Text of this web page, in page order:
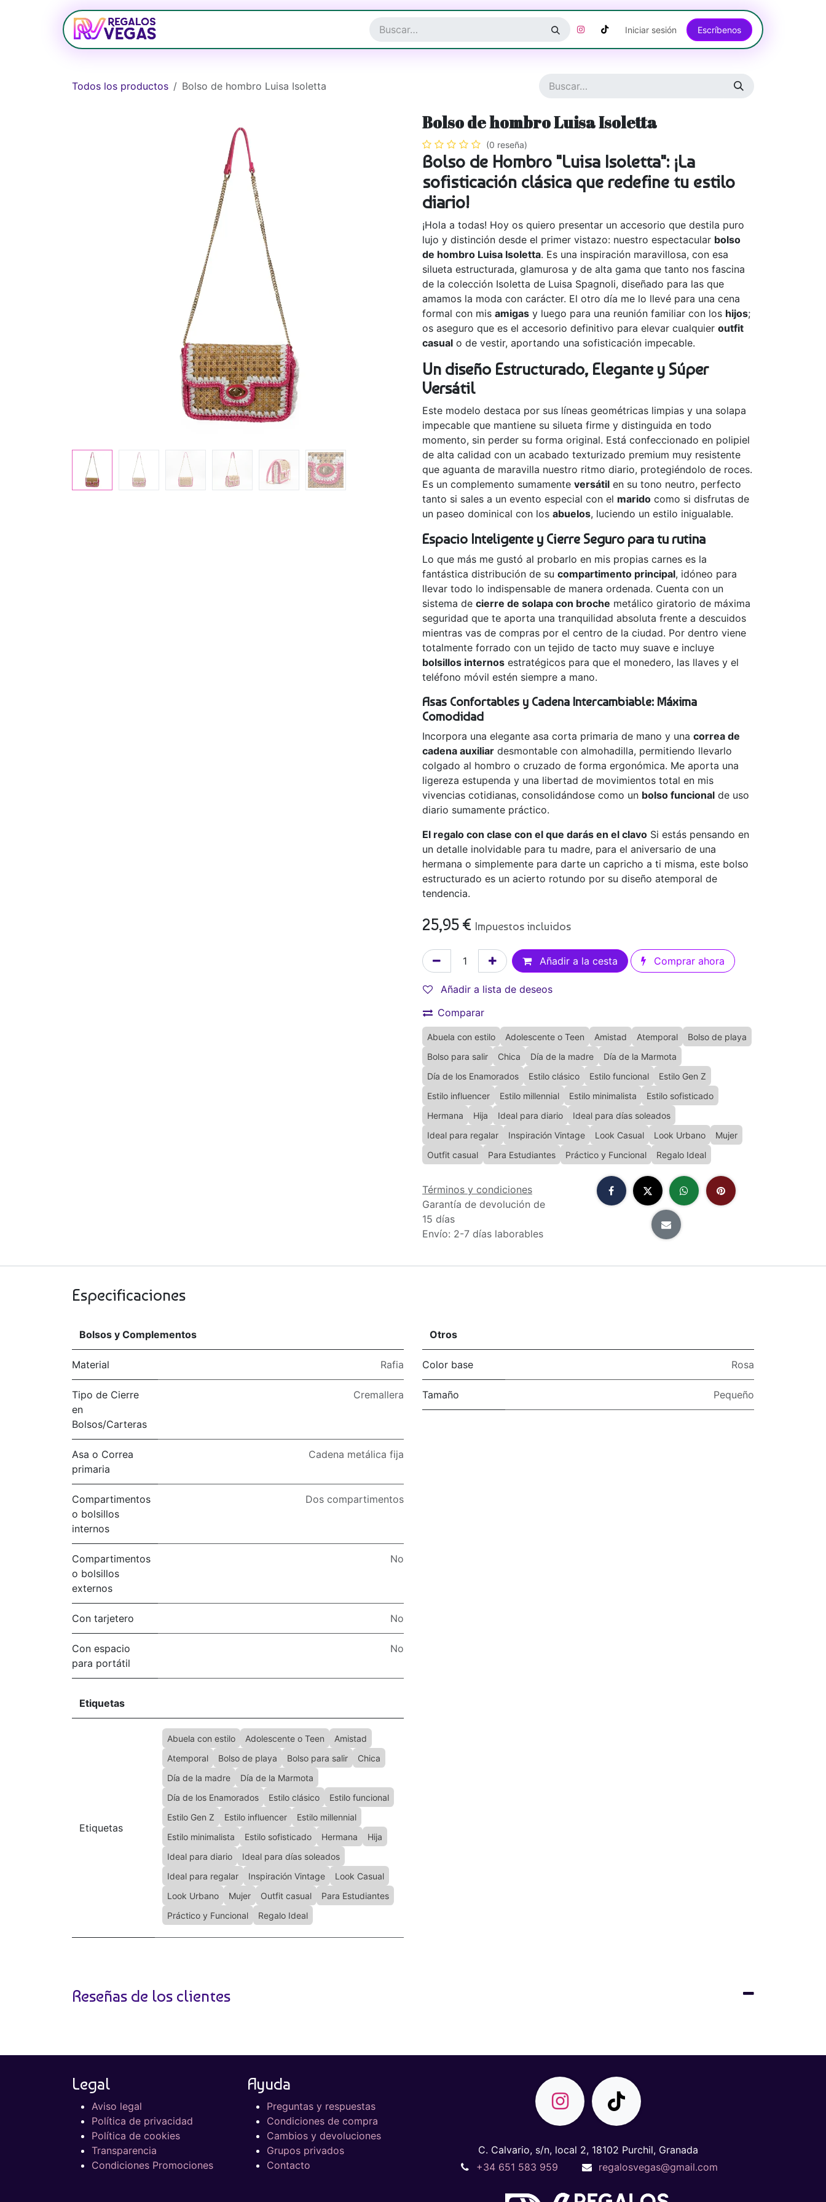
Joyería Iniciar sesión Escríbenos​​​​​​​​​​​​​​​​
Todos los productos Bolso de hombro Luisa Isoletta
Bolso de hombro Luisa Isoletta
(0 reseña)
Bolso de Hombro "Luisa Isoletta": ¡La
sofisticación clásica que redefine tu estilo
diario!
¡Hola a todas! Hoy os quiero presentar un accesorio que destila puro
lujo y distinción desde el primer vistazo: nuestro espectacular bolso
de hombro Luisa Isoletta. Es una inspiración maravillosa, con esa
silueta estructurada, glamurosa y de alta gama que tanto nos fascina
de la colección Isoletta de Luisa Spagnoli, diseñado para las que
amamos la moda con carácter. El otro día me lo llevé para una cena
formal con mis amigas y luego para una reunión familiar con los hijos;
os aseguro que es el accesorio definitivo para elevar cualquier outfit
casual o de vestir, aportando una sofisticación impecable.
Un diseño Estructurado, Elegante y Súper
Versátil
Este modelo destaca por sus líneas geométricas limpias y una solapa
impecable que mantiene su silueta firme y distinguida en todo
momento, sin perder su forma original. Está confeccionado en polipiel
de alta calidad con un acabado texturizado premium muy resistente
que aguanta de maravilla nuestro ritmo diario, protegiéndolo de roces.
Es un complemento sumamente versátil en su tono neutro, perfecto
tanto si sales a un evento especial con el marido como si disfrutas de
un paseo dominical con los abuelos, luciendo un estilo inigualable.
Espacio Inteligente y Cierre Seguro para tu rutina
Lo que más me gustó al probarlo en mis propias carnes es la
fantástica distribución de su compartimento principal, idóneo para
llevar todo lo indispensable de manera ordenada. Cuenta con un
sistema de cierre de solapa con broche metálico giratorio de máxima
seguridad que te aporta una tranquilidad absoluta frente a descuidos
mientras vas de compras por el centro de la ciudad. Por dentro viene
totalmente forrado con un tejido de tacto muy suave e incluye
bolsillos internos estratégicos para que el monedero, las llaves y el
teléfono móvil estén siempre a mano.
Asas Confortables y Cadena Intercambiable: Máxima
Comodidad
Incorpora una elegante asa corta primaria de mano y una correa de
cadena auxiliar desmontable con almohadilla, permitiendo llevarlo
colgado al hombro o cruzado de forma ergonómica. Me aporta una
ligereza estupenda y una libertad de movimientos total en mis
vivencias cotidianas, consolidándose como un bolso funcional de uso
diario sumamente práctico.
El regalo con clase con el que darás en el clavo Si estás pensando en
un detalle inolvidable para tu madre, para el aniversario de una
hermana o simplemente para darte un capricho a ti misma, este bolso
estructurado es un acierto rotundo por su diseño atemporal de
tendencia.
25,95 € Impuestos incluidos
Añadir a la cesta Comprar ahora
Añadir a lista de deseos
Comparar
Abuela con estilo Adolescente o Teen Amistad Atemporal
Bolso de playa
Bolso para salir
Chica Día de la madre
Día de la Marmota
Día de los Enamorados
Estilo clásico Estilo funcional
Estilo Gen Z
Estilo influencer
Estilo millennial Estilo minimalista
Estilo sofisticado
Hermana
Hija Ideal para diario
Ideal para días soleados
Ideal para regalar
Inspiración Vintage Look Casual Look Urbano
Mujer
Outfit casual
Para Estudiantes Práctico y Funcional Regalo Ideal
Términos y condiciones
Garantía de devolución de
15 días
Envío: 2-7 días laborables
Especificaciones
Bolsos y Complementos
Material Rafia
Tipo de Cierre
en
Bolsos/Carteras
Cremallera
Asa o Correa
primaria
Cadena metálica fija
Compartimentos
o bolsillos
internos
Dos compartimentos
Compartimentos
o bolsillos
externos
No
Con tarjetero No
Con espacio
para portátil
No
Otros
Color base Rosa
Tamaño Pequeño
Etiquetas
Etiquetas
Abuela con estilo Adolescente o Teen
Amistad
Atemporal
Bolso de playa Bolso para salir
Chica
Día de la madre
Día de la Marmota
Día de los Enamorados
Estilo clásico
Estilo funcional
Estilo Gen Z
Estilo influencer
Estilo millennial
Estilo minimalista
Estilo sofisticado Hermana
Hija
Ideal para diario
Ideal para días soleados
Ideal para regalar
Inspiración Vintage
Look Casual
Look Urbano
Mujer Outfit casual
Para Estudiantes
Práctico y Funcional
Regalo Ideal
Reseñas de los clientes
Legal
Aviso legal
Política de privacidad
Política de cookies
Transparencia
Condiciones Promociones
Ayuda
Preguntas y respuestas
Condiciones de compra
Cambios y devoluciones
Grupos privados
Contacto
C. Calvario, s/n, local 2, 18102 Purchil, Granada
+34 651 583 959
regalosvegas@gmail.com